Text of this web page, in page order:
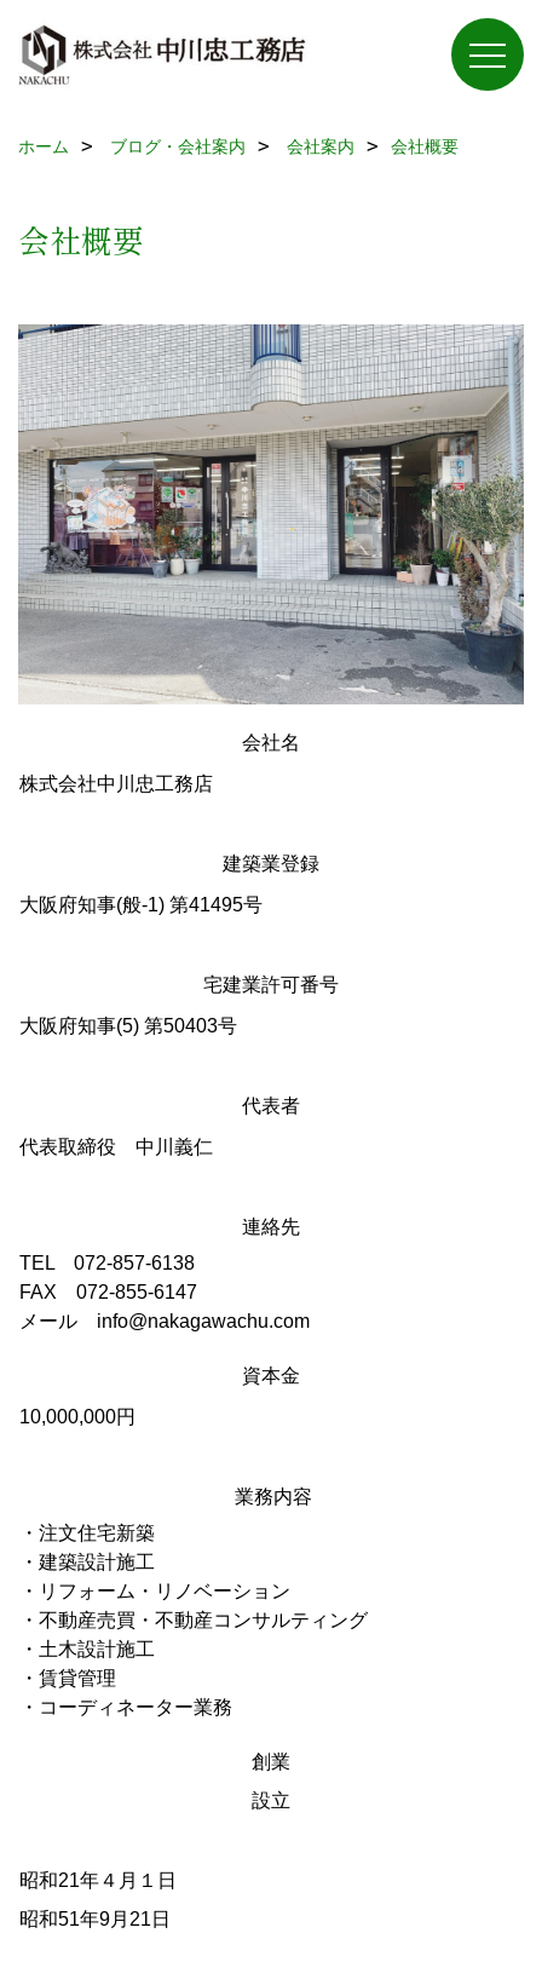
ホーム ブログ・会社案内 会社案内 会社概要
会社概要
会社名
株式会社中川忠工務店
建築業登録
大阪府知事(般-1) 第41495号
宅建業許可番号
大阪府知事(5) 第50403号
代表者
代表取締役 中川義仁
連絡先
TEL 072-857-6138
FAX 072-855-6147
メール info@nakagawachu.com
資本金
10,000,000円
業務内容
・注文住宅新築
・建築設計施工
・リフォーム・リノベーション
・不動産売買・不動産コンサルティング
・土木設計施工
・賃貸管理
・コーディネーター業務
創業
設立
昭和21年４月１日
昭和51年9月21日